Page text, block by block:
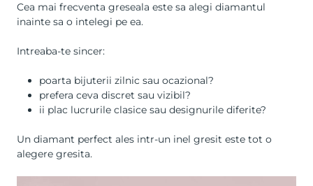
Cea mai frecventa greseala este sa alegi diamantul
inainte sa o intelegi pe ea.
Intreaba-te sincer:
poarta bijuterii zilnic sau ocazional?
prefera ceva discret sau vizibil?
ii plac lucrurile clasice sau designurile diferite?
Un diamant perfect ales intr-un inel gresit este tot o
alegere gresita.